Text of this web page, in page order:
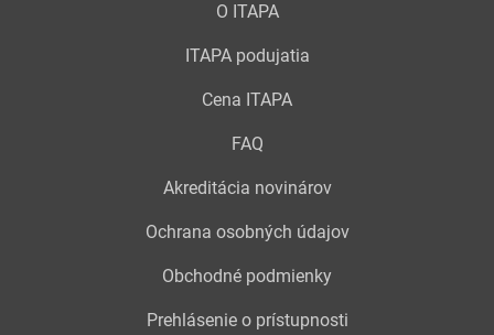
O ITAPA
ITAPA podujatia
Cena ITAPA
FAQ
Akreditácia novinárov
Ochrana osobných údajov
Obchodné podmienky
Prehlásenie o prístupnosti